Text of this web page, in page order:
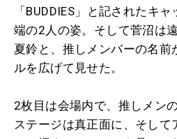
「BUDDIES」と記されたキ
端の2人の姿。そして菅沼は
夏鈴と、推しメンバーの名前
ルを広げて見せた。
2枚目は会場内で、推しメン
ステージは真正面に、そして